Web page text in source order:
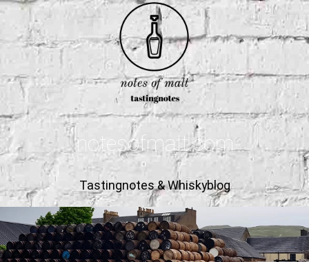
notesofmalt.com
Tastingnotes & Whiskyblog